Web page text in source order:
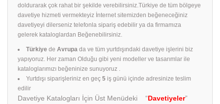
doldurarak çok rahat bir şekilde verebilirsiniz.Türkiye de tüm bölgeye
davetiye hizmeti vermekteyiz İnternet sitemizden beğeneceğiniz
davetiyeyi dilerseniz telefonla sipariş edebilir ya da firmamıza
gelerek kataloglardan Beğenebilirsiniz.
Türkiye de Avrupa da ve tüm yurtdışındaki davetiye işlerini biz
yapıyoruz. Her zaman Olduğu gibi yeni modeller ve tasarımlar ile
kataloglarımızı beğeninize sunuyoruz .
Yurtdışı siparişleriniz en geç 5 iş günü içinde adresinize teslim
edilir
Davetiye Katalogları İçin Üst Menüdeki “Davetiyeler”